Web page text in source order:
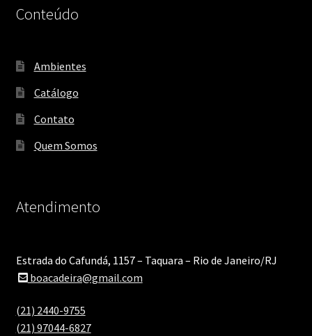
Conteúdo
Ambientes
Catálogo
Contato
Quem Somos
Atendimento
Estrada do Cafundá, 1157 – Taquara – Rio de Janeiro/RJ
boacadeira@gmail.com
(21) 2440-9755
(21) 97044-6827